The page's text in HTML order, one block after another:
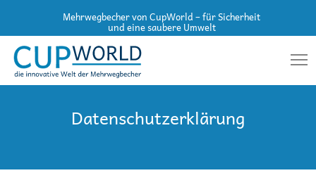
Mehrwegbecher von CupWorld – für Sicherheit
und eine saubere Umwelt
Datenschutzerklärung